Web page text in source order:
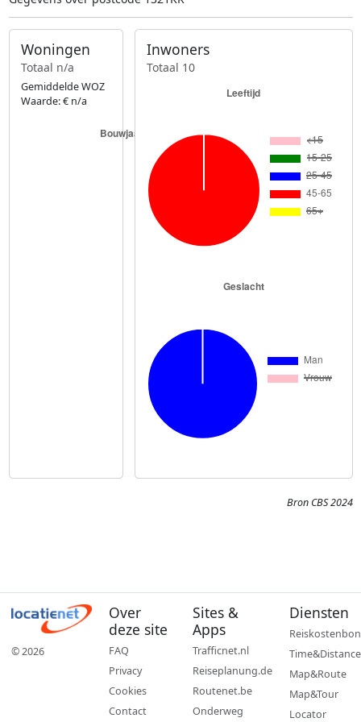
Woningen
Totaal n/a
Gemiddelde WOZ
Waarde: € n/a
Inwoners
Totaal 10
Bron CBS 2024
© 2026
Over
deze site
FAQ
Privacy
Cookies
Contact
Sites &
Apps
Trafficnet.nl
Reiseplanung.de
Routenet.be
Onderweg
Diensten
Reiskostenbon
Time&Distance
Map&Route
Map&Tour
Locator